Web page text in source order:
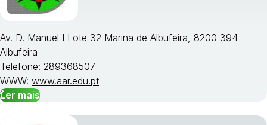
Av. D. Manuel I Lote 32 Marina de Albufeira, 8200 394
Albufeira
Telefone: 289368507
WWW: www.aar.edu.pt
Ler mais